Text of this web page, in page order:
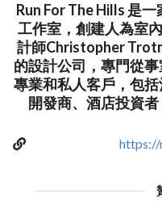
Run For The Hills 是
工作室，創建人為室
計師Christopher
的設計公司，專門從
專業和私人客戶，包
開發商、酒店投資者
https://